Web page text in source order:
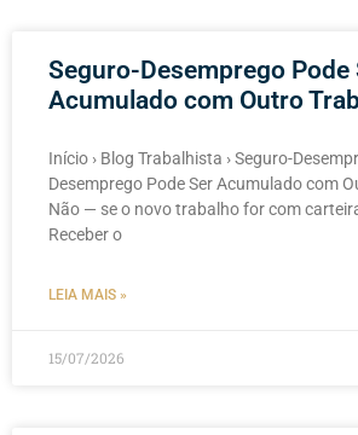
Seguro-Desemprego Pode
Acumulado com Outro
Início › Blog Trabalhista › Seguro-
Desemprego Pode Ser Acumulado com
Não — se o novo trabalho for com
Receber o
LEIA MAIS »
15/07/2026